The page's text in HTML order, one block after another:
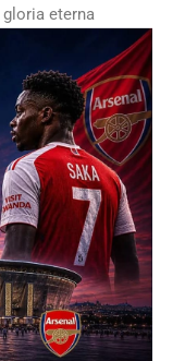
gloria eterna